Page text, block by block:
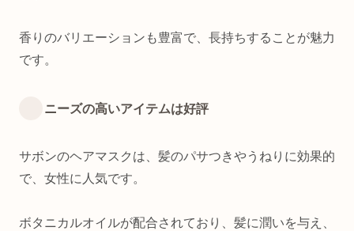
香りのバリエーションも豊富で、長持ちすることが魅力
です。
ニーズの高いアイテムは好評
サボンのヘアマスクは、髪のパサつきやうねりに効果的
で、女性に人気です。
ボタニカルオイルが配合されており、髪に潤いを与え、